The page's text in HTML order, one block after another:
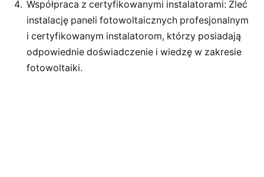
Współpraca z certyfikowanymi instalatorami: Zleć
instalację paneli fotowoltaicznych profesjonalnym
i certyfikowanym instalatorom, którzy posiadają
odpowiednie doświadczenie i wiedzę w zakresie
fotowoltaiki.